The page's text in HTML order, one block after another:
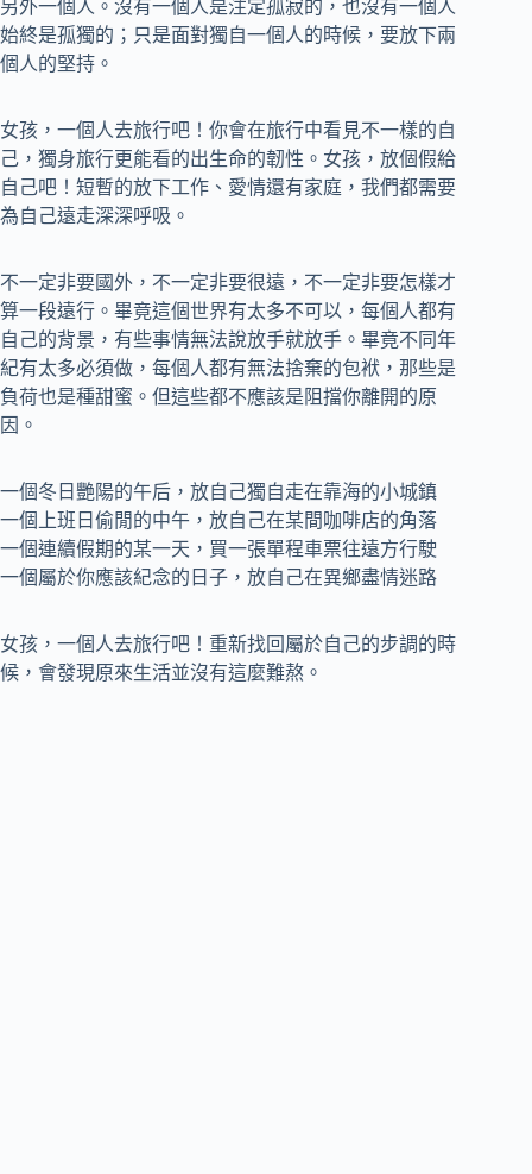
另外一個人。沒有一個人是注定孤寂的，也沒有一個人
始終是孤獨的；只是面對獨自一個人的時候，要放下兩
個人的堅持。
女孩，一個人去旅行吧！你會在旅行中看見不一樣的自
己，獨身旅行更能看的出生命的韌性。女孩，放個假給
自己吧！短暫的放下工作、愛情還有家庭，我們都需要
為自己遠走深深呼吸。
不一定非要國外，不一定非要很遠，不一定非要怎樣才
算一段遠行。畢竟這個世界有太多不可以，每個人都有
自己的背景，有些事情無法說放手就放手。畢竟不同年
紀有太多必須做，每個人都有無法捨棄的包袱，那些是
負荷也是種甜蜜。但這些都不應該是阻擋你離開的原
因。
一個冬日艷陽的午后，放自己獨自走在靠海的小城鎮
一個上班日偷閒的中午，放自己在某間咖啡店的角落
一個連續假期的某一天，買一張單程車票往遠方行駛
一個屬於你應該紀念的日子，放自己在異鄉盡情迷路
女孩，一個人去旅行吧！重新找回屬於自己的步調的時
候，會發現原來生活並沒有這麼難熬。